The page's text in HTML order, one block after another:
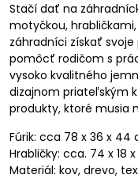
Stačí dať na
motyčkou,
záhradníci získať
pomôcť rodičom s
vysoko kvalitného
dizajnom priateľským
produkty, ktoré musia
Fúrik: cca 78 x 36 x 44
Hrabličky: cca. 74 x 18
Materiál: kov, drevo,